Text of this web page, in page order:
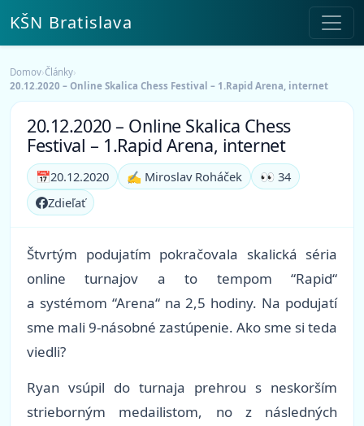
KŠN Bratislava
Domov›Články›
20.12.2020 – Online Skalica Chess Festival – 1.Rapid Arena, internet
20.12.2020 – Online Skalica Chess
Festival – 1.Rapid Arena, internet
📅20.12.2020 ✍️ Miroslav Roháček
👀 34
Zdieľať
Štvrtým podujatím pokračovala skalická séria
online turnajov a to tempom “Rapid“
a systémom “Arena“ na 2,5 hodiny. Na podujatí
sme mali 9-násobné zastúpenie. Ako sme si teda
viedli?
Ryan vsúpil do turnaja prehrou s neskorším
strieborným medailistom, no z následných